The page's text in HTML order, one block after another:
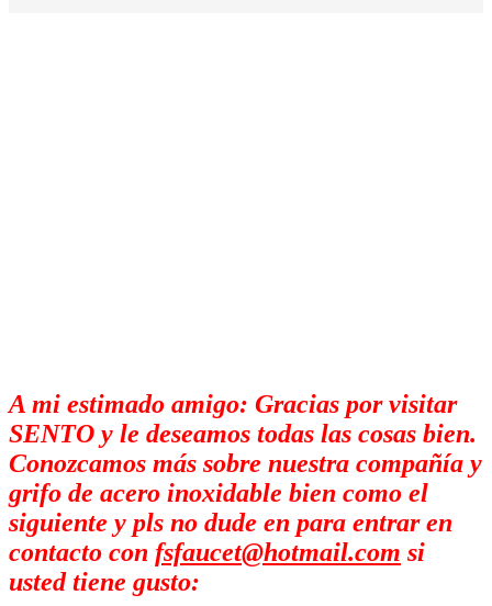
A mi estimado amigo: Gracias por visitar
SENTO y le deseamos todas las cosas bien.
Conozcamos más sobre nuestra compañía y
grifo de acero inoxidable bien como el
siguiente y pls no dude en para entrar en
contacto con fsfaucet@hotmail.com si
usted tiene gusto: